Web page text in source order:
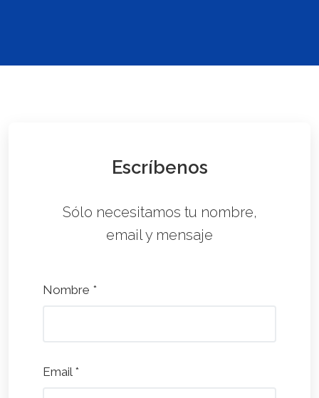
Escríbenos
Sólo necesitamos tu nombre,
email y mensaje
Nombre *
Email *